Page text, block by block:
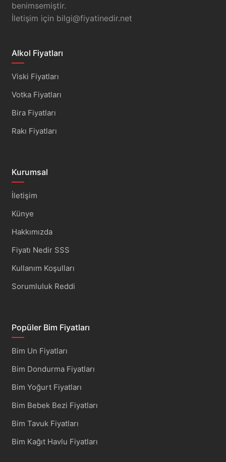
benimsemiştir.
İletişim için bilgi@fiyatinedir.net
Alkol Fiyatları
Viski Fiyatları
Votka Fiyatları
Bira Fiyatları
Rakı Fiyatları
Kurumsal
İletişim
Künye
Hakkımızda
Fiyatı Nedir SSS
Kullanım Koşulları
Sorumluluk Reddi
Popüler Bim Fiyatları
Bim Un Fiyatları
Bim Dondurma Fiyatları
Bim Yoğurt Fiyatları
Bim Bebek Bezi Fiyatları
Bim Tavuk Fiyatları
Bim Kağıt Havlu Fiyatları